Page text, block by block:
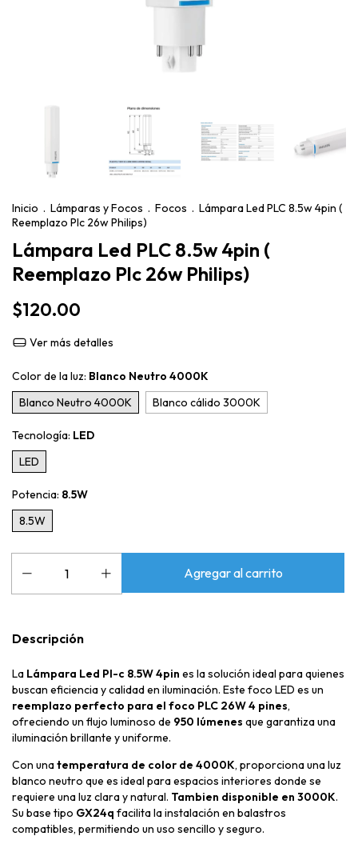
Inicio . Lámparas y Focos . Focos . Lámpara Led PLC 8.5w 4pin (
Reemplazo Plc 26w Philips)
Lámpara Led PLC 8.5w 4pin (
Reemplazo Plc 26w Philips)
$120.00
Ver más detalles
Color de la luz: Blanco Neutro 4000K
Blanco Neutro 4000K
Blanco cálido 3000K
Tecnología: LED
LED
Potencia: 8.5W
8.5W
Descripción
La Lámpara Led Pl-c 8.5W 4pin es la solución ideal para quienes
buscan eficiencia y calidad en iluminación. Este foco LED es un
reemplazo perfecto para el foco PLC 26W 4 pines,
ofreciendo un flujo luminoso de 950 lúmenes que garantiza una
iluminación brillante y uniforme.
Con unatemperatura de color de 4000K, proporciona una luz
blanco neutro que es ideal para espacios interiores donde se
requiere una luz clara y natural. Tambien disponible en 3000K.
Su base tipo GX24q facilita la instalación en balastros
compatibles, permitiendo un uso sencillo y seguro.